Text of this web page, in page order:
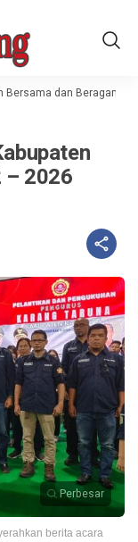
dan Beragam
– 2026
Perbesar
berita acara